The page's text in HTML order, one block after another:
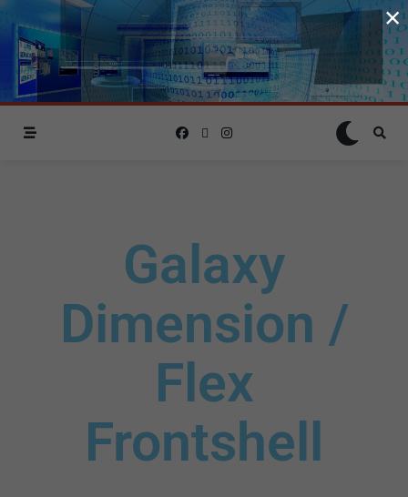
Galaxy
Dimension /
Flex
Frontshell
×